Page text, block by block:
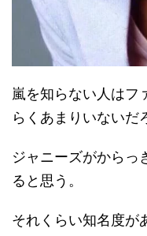
嵐を知らない人はフ
らくあまりいないだ
ジャニーズがからっ
ると思う。
それくらい知名度が